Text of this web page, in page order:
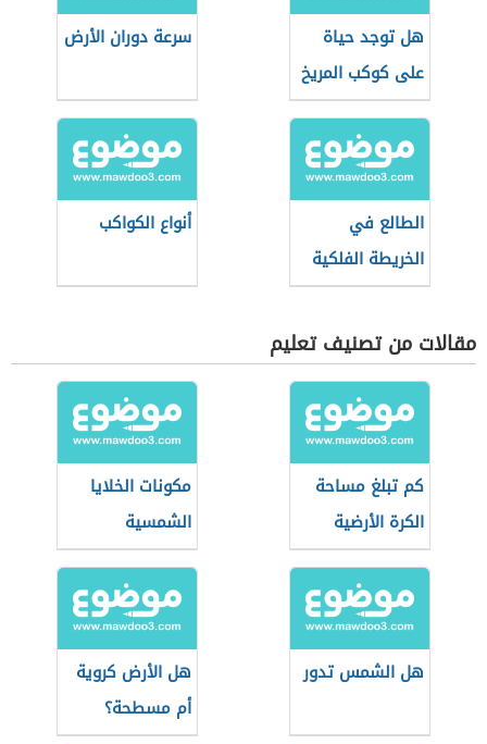
هل توجد حياة
على كوكب المريخ
سرعة دوران الأرض
الطالع في
الخريطة الفلكية
أنواع الكواكب
مقالات من تصنيف تعليم
كم تبلغ مساحة
الكرة الأرضية
مكونات الخلايا
الشمسية
هل الشمس تدور
هل الأرض كروية
أم مسطحة؟